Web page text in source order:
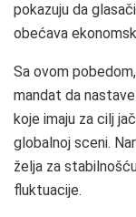
pokazuju da
obećava
Sa ovom
mandat da
koje imaju za cilj
globalnoj sceni.
želja za
fluktuacije.